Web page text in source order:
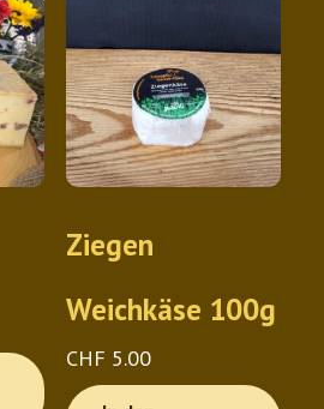
Dieses
Ziegen
Weichkäse 100g
CHF 5.00